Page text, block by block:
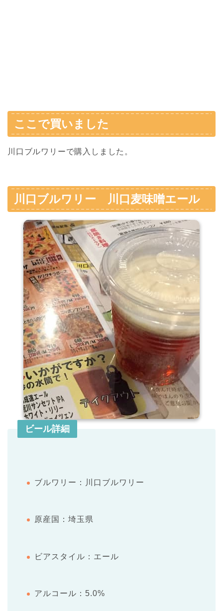
ここで買いました
川口ブルワリーで購入しました。
川口ブルワリー 川口麦味噌エール
ビール詳細
ブルワリー：川口ブルワリー
原産国：埼玉県
ビアスタイル：エール
アルコール：5.0%